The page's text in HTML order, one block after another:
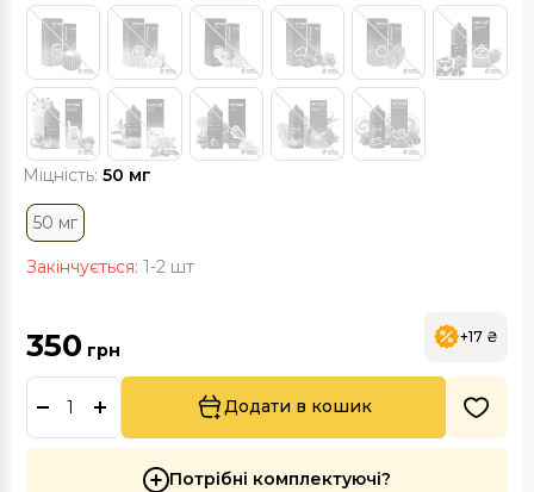
Міцність: 50 мг
50 мг
Закінчується: 1-2 шт
350 грн
+17 ₴
Додати в кошик
Потрібні комплектуючі?